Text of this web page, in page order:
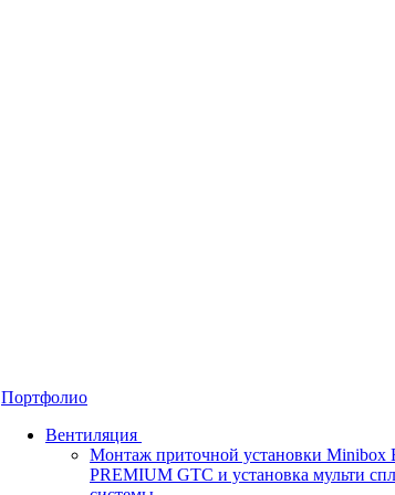
Портфолио
Вентиляция
Монтаж приточной установки Minibox
PREMIUM GTC и установка мульти